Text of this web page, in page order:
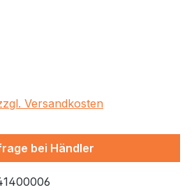
Versandkosten
bei Händler